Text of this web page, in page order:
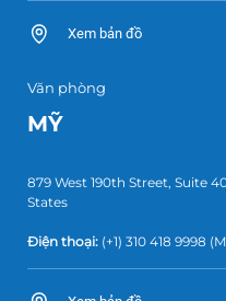
Xem bản đồ
Văn phòng
MỸ
879 West 190th Street, Suite
States
Điện thoại: (+1) 310 418 9998